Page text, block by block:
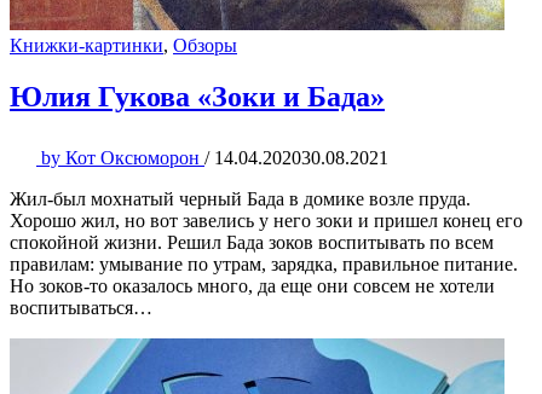
Книжки-картинки, Обзоры
Юлия Гукова «Зоки и Бада»
by Кот Оксюморон / 14.04.202030.08.2021
Жил-был мохнатый черный Бада в домике возле пруда.
Хорошо жил, но вот завелись у него зоки и пришел конец его
спокойной жизни. Решил Бада зоков воспитывать по всем
правилам: умывание по утрам, зарядка, правильное питание.
Но зоков-то оказалось много, да еще они совсем не хотели
воспитываться…